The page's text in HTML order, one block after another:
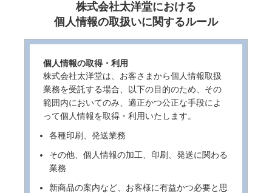
株式会社太洋堂における
個人情報の取扱いに関するルール
個人情報の取得・利用
株式会社太洋堂は、お客さまから個人情報取扱
業務を受託する場合、以下の目的のため、その
範囲内においてのみ、適正かつ公正な手段によ
って個人情報を取得・利用いたします。
各種印刷、発送業務
その他、個人情報の加工、印刷、発送に関わる
業務
新商品の案内など、お客様に有益かつ必要と思